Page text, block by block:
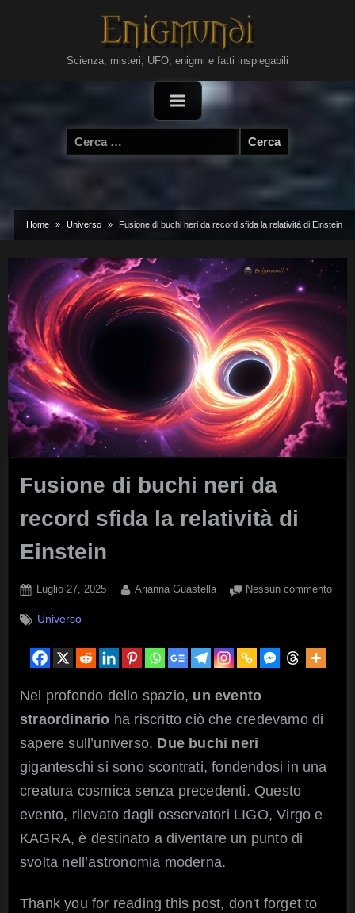
Scienza, misteri, UFO, enigmi e fatti inspiegabili
Ricerca
per:
Home Universo Fusione di buchi neri da record sfida la relatività di Einstein
Fusione di buchi neri da
record sfida la relatività di
Einstein
Posted
Luglio 27, 2025 By
Arianna Guastella Nessun commentosu
Universo
Nel profondo dello spazio, un evento
straordinario ha riscritto ciò che credevamo di
sapere sull’universo. Due buchi neri
giganteschi si sono scontrati, fondendosi in una
creatura cosmica senza precedenti. Questo
evento, rilevato dagli osservatori LIGO, Virgo e
KAGRA, è destinato a diventare un punto di
svolta nell’astronomia moderna.
Thank you for reading this post, don't forget to